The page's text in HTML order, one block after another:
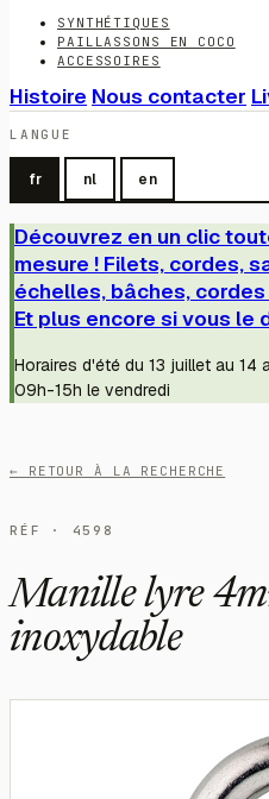
SYNTHÉTIQUES
PAILLASSONS EN COCO
ACCESSOIRES
Histoire Nous contacter
LANGUE
fr nl en
Découvrez en un clic
mesure ! Filets, cordes,
échelles, bâches,
Et plus encore si vous le
Horaires d'été du 13 juillet au
09h-15h le vendredi
← RETOUR À LA RECHERCHE
RÉF · 4598
Manille lyre
inoxydable